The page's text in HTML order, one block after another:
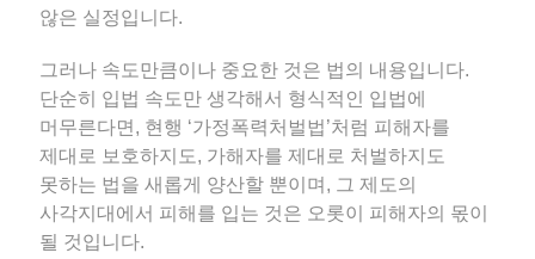
않은 실정입니다.
그러나 속도만큼이나 중요한 것은 법의 내용입니다.
단순히 입법 속도만 생각해서 형식적인 입법에
머무른다면, 현행 ‘가정폭력처벌법’처럼 피해자를
제대로 보호하지도, 가해자를 제대로 처벌하지도
못하는 법을 새롭게 양산할 뿐이며, 그 제도의
사각지대에서 피해를 입는 것은 오롯이 피해자의 몫이
될 것입니다.